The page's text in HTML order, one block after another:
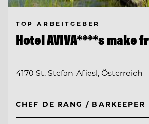
TOP ARBEITGEBER
Hotel AVIVA****s make
4170 St. Stefan-Afiesl, Österreich
CHEF DE RANG / BARKEEPER